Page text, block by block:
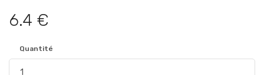
6.4 €
Quantité